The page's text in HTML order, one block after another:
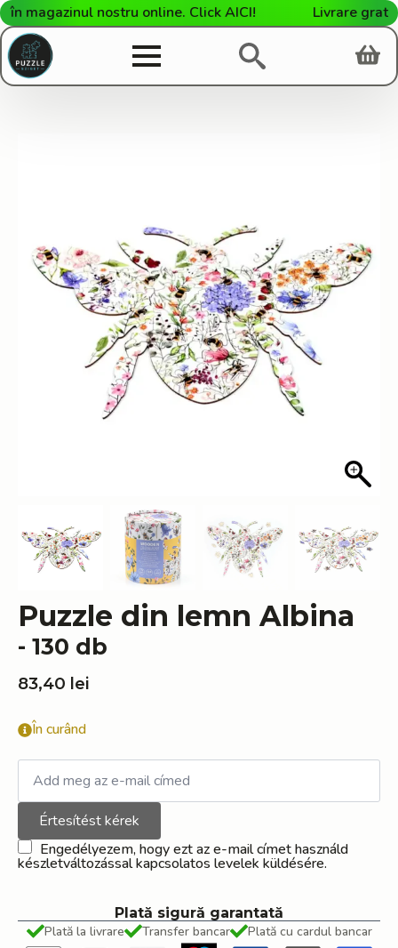
nostru online. Click AICI! Livrare
Puzzle din lemn Albina
- 130 db
83,40 lei
În curând
Értesítést kérek
Engedélyezem, hogy ezt az e-mail címet használd
készletváltozással kapcsolatos levelek küldésére.
Plată sigură garantată
Plată la livrare
Transfer bancar Plată cu cardul bancar